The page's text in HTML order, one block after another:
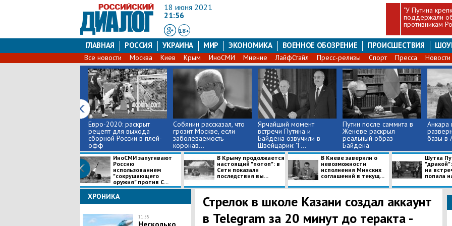
18 июня 2021
21:56
18+
"У Путина
поддержали
противникам
ГЛАВНАЯ РОССИЯ УКРАИНА МИР ЭКОНОМИКА ВОЕННОЕ ОБОЗРЕНИЕ ПРОИСШЕСТВИЯ
Все новости Москва Киев Крым ИноСМИ Мнение ЛайфСтайл Пресс-релизы Спорт Пресса
Евро-2020: раскрыт
рецепт для выхода
сборной России в плей-
офф
Собянин рассказал, что
грозит Москве, если
заболеваемость
коронав...
Ярчайший момент
встречи Путина и
Байдена озвучили в
Швейцарии: "Г...
Путин после саммита в
Женеве раскрыл
реальный образ
Байдена
Анкара
базы в
ИноСМИ запугивают
Россию
использованием
"сокрушающего
оружия" против С...
В Крыму продолжается
настоящий "потоп": в
Сети показали
последствия вы...
В Киеве заверили о
невозможности
исполнения Минских
соглашений в текущ...
Шутка
"дракой"
на
попала
ХРОНИКА
11:55
​Стрелок в школе Казани создал аккаунт
в Telegram за 20 минут до теракта -